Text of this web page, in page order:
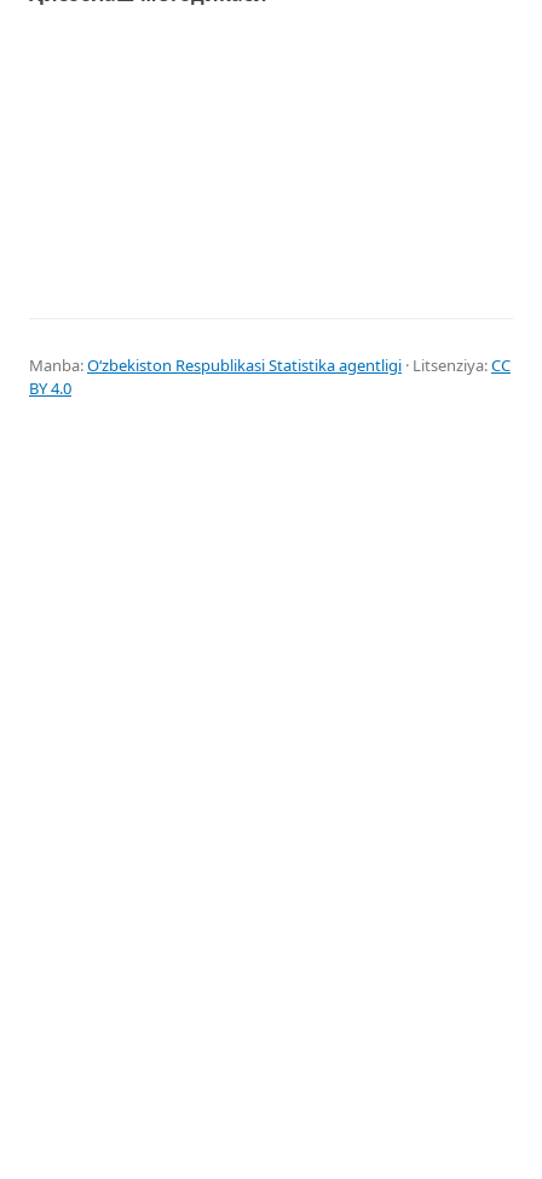
Manba:Oʻzbekiston Respublikasi Statistika agentligi · Litsenziya:CC
BY 4.0